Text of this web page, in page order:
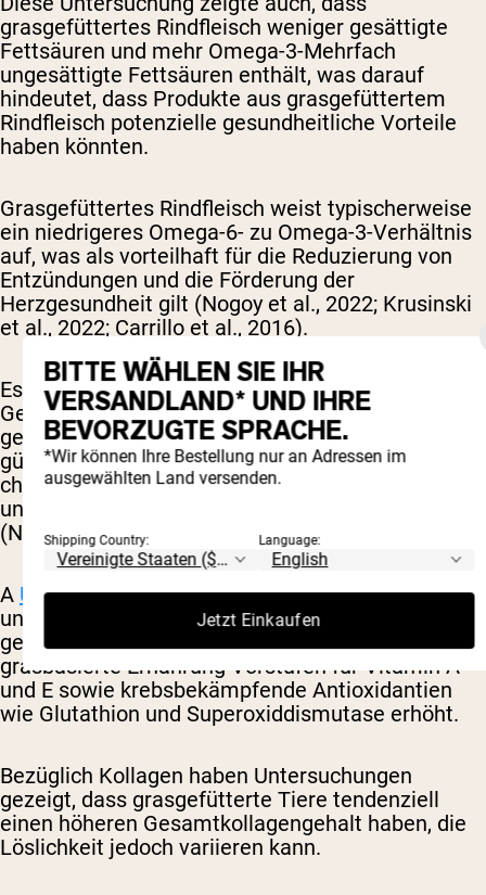
grasgefüttertes Rindfleisch weniger gesättigte
Fettsäuren und mehr Omega-3-Mehrfach
ungesättigte Fettsäuren enthält, was darauf
hindeutet, dass Produkte aus grasgefüttertem
Rindfleisch potenzielle gesundheitliche Vorteile
haben könnten.
Grasgefüttertes Rindfleisch weist typischerweise
ein niedrigeres Omega-6- zu Omega-3-Verhältnis
auf, was als vorteilhaft für die Reduzierung von
Entzündungen und die Förderung der
Herzgesundheit gilt (Nogoy et al., 2022; Krusinski
et al., 2022; Carrillo et al., 2016).
Es hat auch generell einen niedrigeren
Gesamtfettgehalt im Vergleich zu
getreidegefüttertem Rindfleisch, was zu einem
günstigeren Lipidprofil beiträgt, mit weniger
cholesterinerhöhenden gesättigten Fettsäuren
und mehr cholesterinneutraler Stearinsäure
(Nogoy et al., 2022; Daley et al., 2010).
A ÜberblickMehrere Studien zu Fettsäureprofilen
und Antioxidantiengehalt in gras- und
getreidegefüttertem Rindfleisch legen nahe, dass
grasbasierte Ernährung Vorstufen für Vitamin A
und E sowie krebsbekämpfende Antioxidantien
wie Glutathion und Superoxiddismutase erhöht.
Bezüglich Kollagen haben Untersuchungen
gezeigt, dass grasgefütterte Tiere tendenziell
einen höheren Gesamtkollagengehalt haben, die
Löslichkeit jedoch variieren kann.
BITTE WÄHLEN SIE IHR
VERSANDLAND* UND IHRE
BEVORZUGTE SPRACHE.
*Wir können Ihre Bestellung nur an Adressen im
ausgewählten Land versenden.
Shipping Country: Language:
Jetzt Einkaufen